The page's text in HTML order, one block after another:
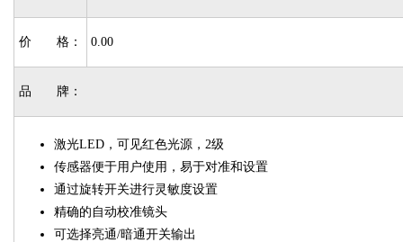
价 格： 0.00
品 牌：
激光LED，可见红色光源，2级
传感器便于用户使用，易于对准和设置
通过旋转开关进行灵敏度设置
精确的自动校准镜头
可选择亮通/暗通开关输出